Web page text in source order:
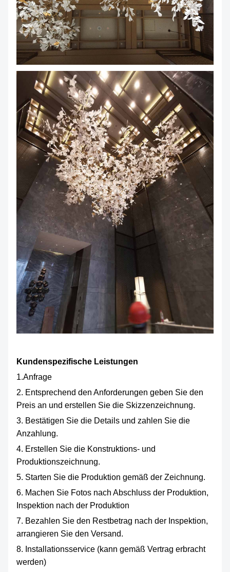
Kundenspezifische Leistungen
1.Anfrage
2. Entsprechend den Anforderungen geben Sie den
Preis an und erstellen Sie die Skizzenzeichnung.
3. Bestätigen Sie die Details und zahlen Sie die
Anzahlung.
4. Erstellen Sie die Konstruktions- und
Produktionszeichnung.
5. Starten Sie die Produktion gemäß der Zeichnung.
6. Machen Sie Fotos nach Abschluss der Produktion,
Inspektion nach der Produktion
7. Bezahlen Sie den Restbetrag nach der Inspektion,
arrangieren Sie den Versand.
8. Installationsservice (kann gemäß Vertrag erbracht
werden)